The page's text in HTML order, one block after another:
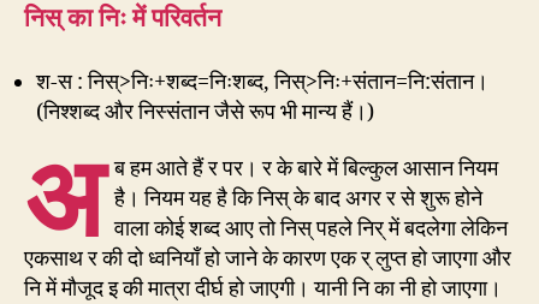
निस् का निः में परिवर्तन
श-स : निस्>निः+शब्द=निःशब्द, निस्>निः+संतान=नि:संतान।
(निश्शब्द और निस्संतान जैसे रूप भी मान्य हैं।)
अ ब हम आते हैं र पर। र के बारे में बिल्कुल आसान नियम
है। नियम यह है कि निस् के बाद अगर र से शुरू होने
वाला कोई शब्द आए तो निस् पहले निर् में बदलेगा लेकिन
एकसाथ र की दो ध्वनियाँ हो जाने के कारण एक र् लुप्त हो जाएगा और
नि में मौजूद इ की मात्रा दीर्घ हो जाएगी। यानी नि का नी हो जाएगा।